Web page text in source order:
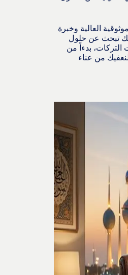
العالية وخبرة
تبحث عن حلول
التركات، بدءاً من
من عناء